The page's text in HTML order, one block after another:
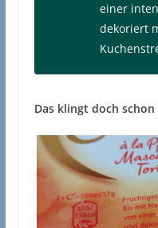
einer
dekoriert
Das klingt doch